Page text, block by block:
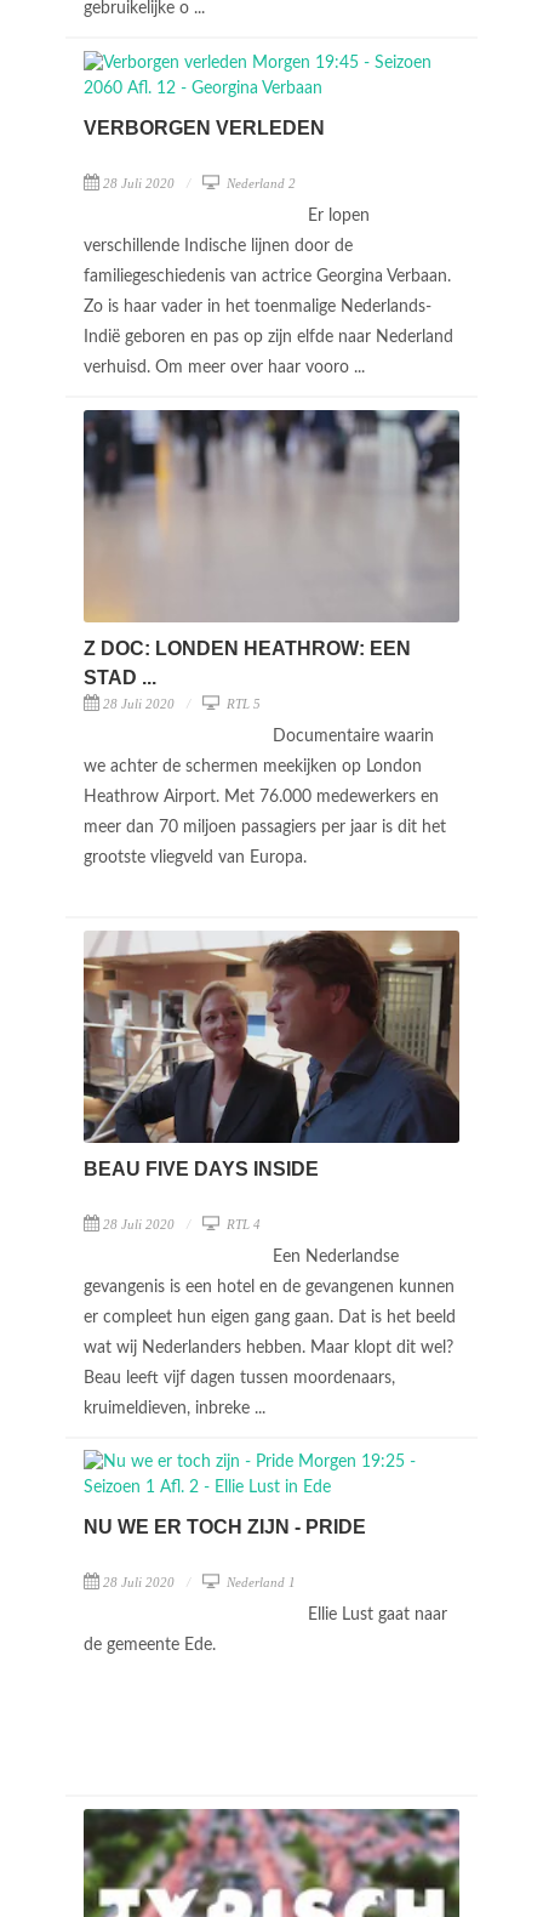
gebruikelijke o ...
VERBORGEN VERLEDEN
28 Juli 2020 Nederland 2
Er lopen
verschillende Indische lijnen door de
familiegeschiedenis van actrice Georgina Verbaan.
Zo is haar vader in het toenmalige Nederlands-
Indië geboren en pas op zijn elfde naar Nederland
verhuisd. Om meer over haar vooro ...
Z DOC: LONDEN HEATHROW: EEN
STAD ...
28 Juli 2020 RTL 5
Documentaire waarin
we achter de schermen meekijken op London
Heathrow Airport. Met 76.000 medewerkers en
meer dan 70 miljoen passagiers per jaar is dit het
grootste vliegveld van Europa.
BEAU FIVE DAYS INSIDE
28 Juli 2020 RTL 4
Een Nederlandse
gevangenis is een hotel en de gevangenen kunnen
er compleet hun eigen gang gaan. Dat is het beeld
wat wij Nederlanders hebben. Maar klopt dit wel?
Beau leeft vijf dagen tussen moordenaars,
kruimeldieven, inbreke ...
NU WE ER TOCH ZIJN - PRIDE
28 Juli 2020 Nederland 1
Ellie Lust gaat naar
de gemeente Ede.